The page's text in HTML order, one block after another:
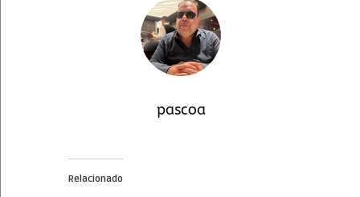
pascoa
Relacionado